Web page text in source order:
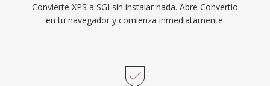
Convierte XPS a SGI sin instalar nada. Abre Convertio
en tu navegador y comienza inmediatamente.